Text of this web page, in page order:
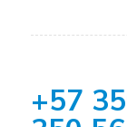
+57